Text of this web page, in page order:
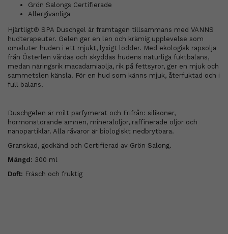
Grön Salongs Certifierade
Allergivänliga
Hjärtligt® SPA Duschgel är framtagen tillsammans med VANNS
hudterapeuter. Gelen ger en len och krämig upplevelse som
omsluter huden i ett mjukt, lyxigt lödder. Med ekologisk rapsolja
från Österlen vårdas och skyddas hudens naturliga fuktbalans,
medan näringsrik macadamiaolja, rik på fettsyror, ger en mjuk och
sammetslen känsla. För en hud som känns mjuk, återfuktad och i
full balans.
Duschgelen är milt parfymerat och Frifrån: silikoner,
hormonstörande ämnen, mineraloljor, raffinerade oljor och
nanopartiklar. Alla råvaror är biologiskt nedbrytbara.
Granskad, godkänd och Certifierad av Grön Salong.
Mängd: 300 ml
Doft: Fräsch och fruktig